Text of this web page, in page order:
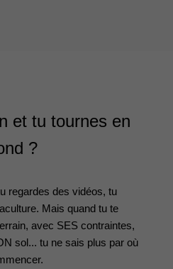
et tu tournes en
?
regardes des vidéos, tu
Mais quand tu te
avec SES contraintes,
sol... tu ne sais plus par où